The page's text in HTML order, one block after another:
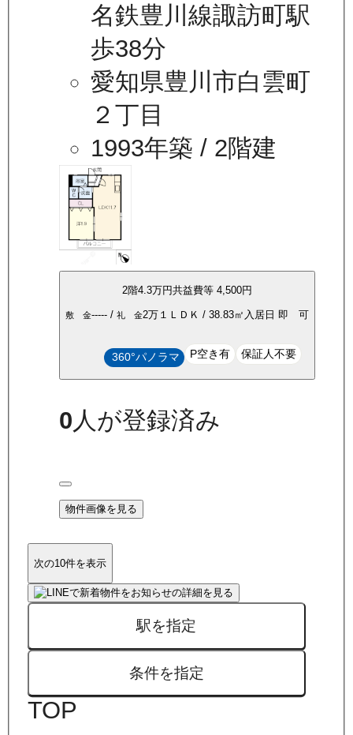
名鉄豊川線諏訪町駅
歩38分
愛知県豊川市白雲町
２丁目
1993年築 / 2階建
2階4.3万円共益費等4,500円
敷 金----- /礼 金2万 １ＬＤＫ /38.83㎡ 入居日 即 可
360°パノラマ P空き有 保証人不要
0人が登録済み
物件画像を見る
次の10件を表示
駅を指定
条件を指定
TOP